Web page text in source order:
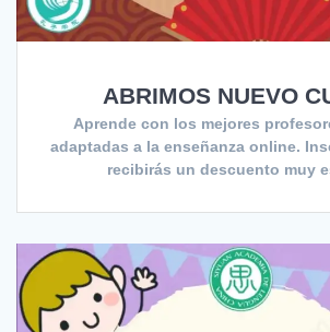
ABRIMOS NUEVO
Aprende con los mejores
adaptadas a la enseñanza online.
recibirás un descuento muy